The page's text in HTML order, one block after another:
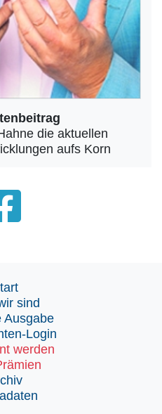
die aktuellen
aufs Korn
sind
Ausgabe
Login
werden